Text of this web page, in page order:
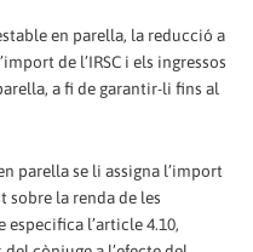
en parella, la reducció a
de l’IRSC i els ingressos
a fi de garantir-li fins al
parella se li assigna l’import
sobre la renda de les
especifica l’article 4.10,